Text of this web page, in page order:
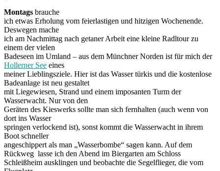
Montags brauche
ich etwas Erholung vom feierlastigen und hitzigen Wochenende.
Deswegen mache
ich am Nachmittag nach getaner Arbeit eine kleine Radltour zu
einem der vielen
Badeseen im Umland – aus dem Münchner Norden ist für mich der
Hollerner See eines
meiner Lieblingsziele. Hier ist das Wasser türkis und die kostenlose
Badeanlage ist neu gestaltet
mit Liegewiesen, Strand und einem imposanten Turm der
Wasserwacht. Nur von den
Geräten des Kieswerks sollte man sich fernhalten (auch wenn von
dort ins Wasser
springen verlockend ist), sonst kommt die Wasserwacht in ihrem
Boot schneller
angeschippert als man „Wasserbombe“ sagen kann. Auf dem
Rückweg lasse ich den Abend im Biergarten am Schloss
Schleißheim ausklingen und beobachte die Segelflieger, die vom